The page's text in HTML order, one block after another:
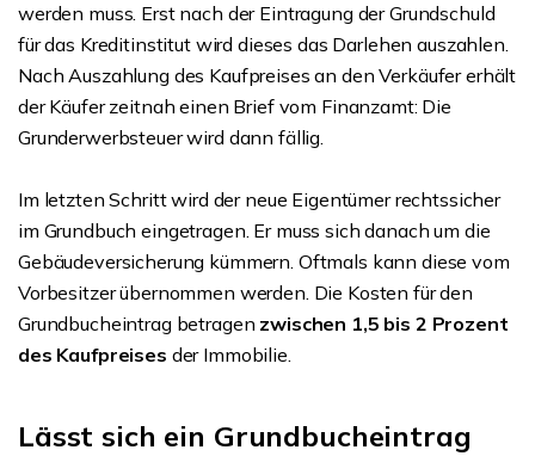
werden muss. Erst nach der Eintragung der Grundschuld
für das Kreditinstitut wird dieses das Darlehen auszahlen.
Nach Auszahlung des Kaufpreises an den Verkäufer erhält
der Käufer zeitnah einen Brief vom Finanzamt: Die
Grunderwerbsteuer wird dann fällig.
Im letzten Schritt wird der neue Eigentümer rechtssicher
im Grundbuch eingetragen. Er muss sich danach um die
Gebäudeversicherung kümmern. Oftmals kann diese vom
Vorbesitzer übernommen werden. Die Kosten für den
Grundbucheintrag betragen zwischen 1,5 bis 2 Prozent
des Kaufpreises der Immobilie.
Lässt sich ein Grundbucheintrag